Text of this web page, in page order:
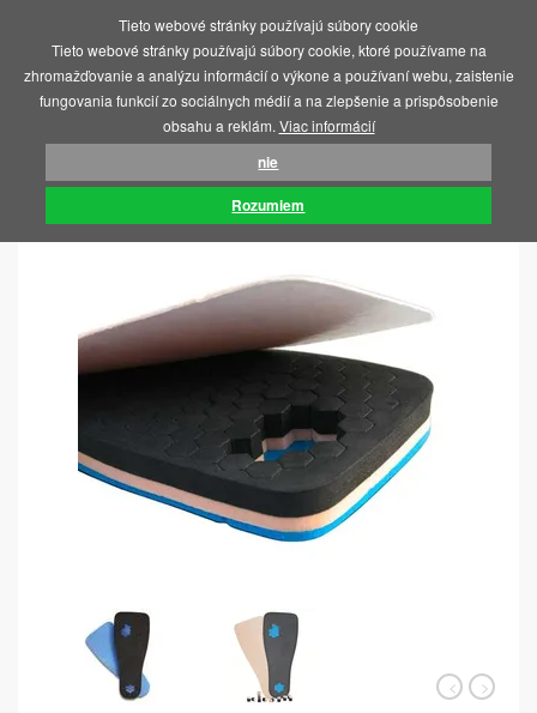
ÚVOD STAROSTLIVOSŤ O NOHY VLOŽKY
Tieto webové stránky používajú súbory cookie
Tieto webové stránky používajú súbory cookie, ktoré používame na
zhromažďovanie a analýzu informácií o výkone a používaní webu, zaistenie
fungovania funkcií zo sociálnych médií a na zlepšenie a prispôsobenie
obsahu a reklám. Viac informácií
nie
Rozumiem